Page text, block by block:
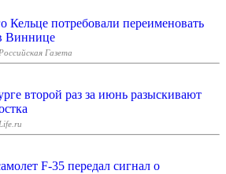
Кельце потребовали переименовать
Виннице
Российская Газета
второй раз за июнь разыскивают
Life.ru
F-35 передал сигнал о